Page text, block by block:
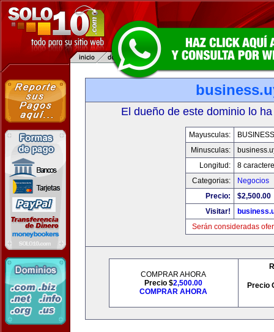
El dueño de este dominio lo
Mayusculas:
Minusculas:
Longitud:
8
Categorias:
Negocios
Precio:
$2,500.00
Visitar!
Serán consideradas
COMPRAR AHORA
Precio $2,500.00
COMPRAR AHORA
Precio